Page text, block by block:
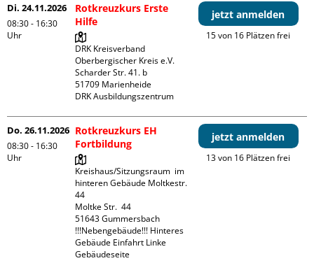
Di. 24.11.2026
08:30 - 16:30
Uhr
Rotkreuzkurs Erste
Hilfe
DRK Kreisverband
Oberbergischer Kreis e.V.
Scharder Str. 41. b
51709 Marienheide
DRK Ausbildungszentrum
jetzt anmelden
15 von 16 Plätzen frei
Do. 26.11.2026
08:30 - 16:30
Uhr
Rotkreuzkurs EH
Fortbildung
Kreishaus/Sitzungsraum  im
hinteren Gebäude Moltkestr.
44
Moltke Str.  44
51643 Gummersbach
!!!Nebengebäude!!! Hinteres
Gebäude Einfahrt Linke
Gebäudeseite
jetzt anmelden
13 von 16 Plätzen frei